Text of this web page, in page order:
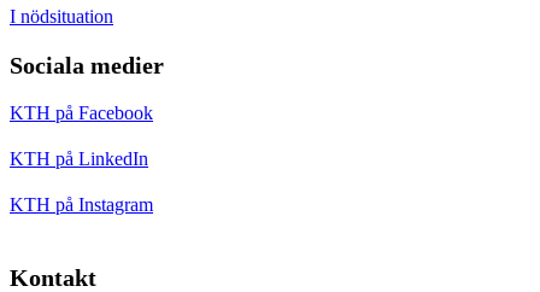
I nödsituation
Sociala medier
KTH på Facebook
KTH på LinkedIn
KTH på Instagram
Kontakt